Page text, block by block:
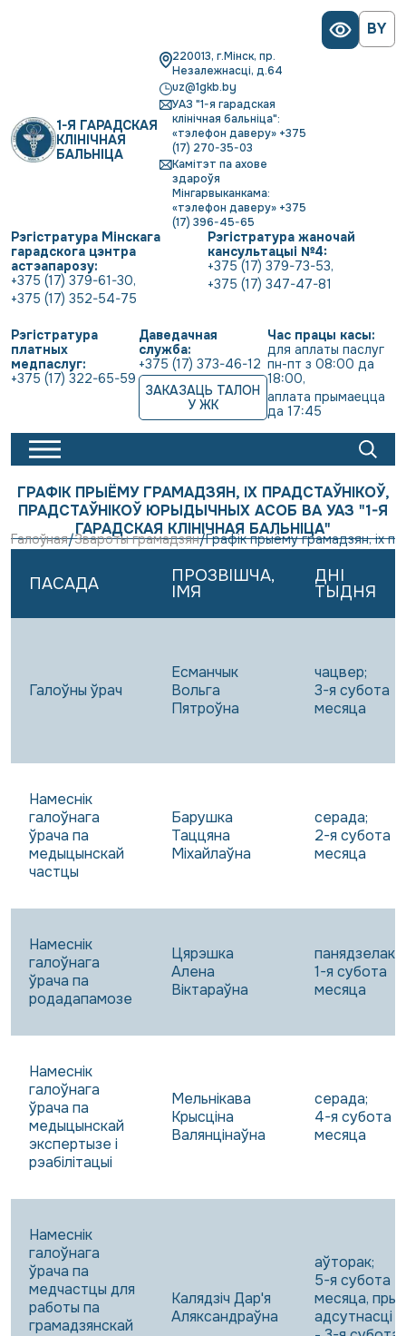
BY
1-Я ГАРАДСКАЯ
КЛІНІЧНАЯ
БАЛЬНІЦА
220013, г.Мінск, пр.
Незалежнасці, д.64
uz@1gkb.by
УАЗ "1-я гарадская
клінічная бальніца":
«тэлефон даверу» +375
(17) 270-35-03
Камітэт па ахове
здароўя
Мінгарвыканкама:
«тэлефон даверу» +375
(17) 396-45-65
Рэгістратура Мінскага
гарадскога цэнтра
астэапарозу:
+375 (17) 379-61-30,
+375 (17) 352-54-75
Рэгістратура жаночай
кансультацыі №4:
+375 (17) 379-73-53,
+375 (17) 347-47-81
Рэгістратура
платных
медпаслуг:
+375 (17) 322-65-59
Даведачная
служба:
+375 (17) 373-46-12
ЗАКАЗАЦЬ ТАЛОН
У ЖК
Час працы касы:
для аплаты паслуг
пн-пт з 08:00 да
18:00,
аплата прымаецца
да 17:45
Галоўная Звароты грамадзян Графік прыёму грамадзян, іх
ГРАФІК ПРЫЁМУ ГРАМАДЗЯН, ІХ ПРАДСТАЎНІКОЎ,
ПРАДСТАЎНІКОЎ ЮРЫДЫЧНЫХ АСОБ ВА УАЗ "1-Я
ГАРАДСКАЯ КЛІНІЧНАЯ БАЛЬНІЦА"
ПАСАДА
ПРОЗВІШЧА,
ІМЯ
ДНІ
ТЫДНЯ
Галоўны ўрач
Есманчык
Вольга
Пятроўна
чацвер;
3-я субота
месяца
Намеснік
галоўнага
ўрача па
медыцынскай
частцы
Барушка
Таццяна
Міхайлаўна
серада;
2-я субота
месяца
Намеснік
галоўнага
ўрача па
родадапамозе
Цярэшка
Алена
Віктараўна
панядзелак;
1-я субота
месяца
Намеснік
галоўнага
ўрача па
медыцынскай
экспертызе і
рэабілітацыі
Мельнікава
Крысціна
Валянцінаўна
серада;
4-я субота
месяца
Намеснік
галоўнага
ўрача па
медчастцы для
работы па
грамадзянскай
Калядзіч Дар'я
Аляксандраўна
аўторак;
5-я субота
месяца, пры
адсутнасці